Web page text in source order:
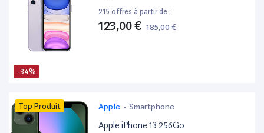
-34%
215 offres à partir de :
123,00 € 185,00 €
Top Produit Apple - Smartphone
Apple iPhone 13 256Go